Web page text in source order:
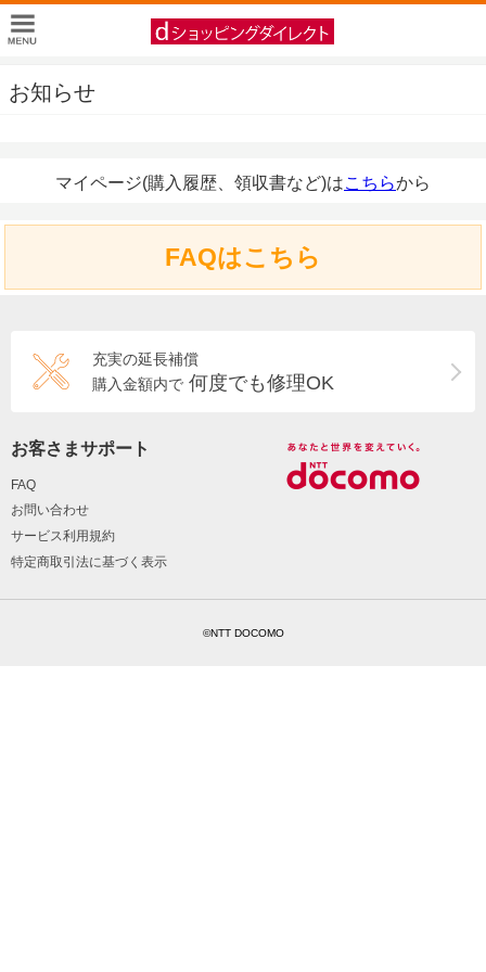
お知らせ
マイページ(購入履歴、領収書など)はこちらから
FAQはこちら
充実の延長補償
購入金額内で 何度でも修理OK
お客さまサポート
FAQ
お問い合わせ
サービス利用規約
特定商取引法に基づく表示
©NTT DOCOMO